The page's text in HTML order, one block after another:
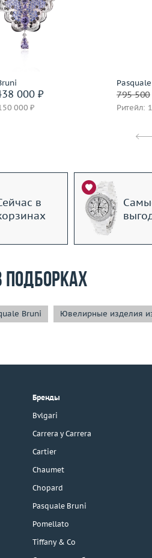
000 ₽
000 ₽
золото 750 пробы
Подробнее
795 500
Ритейл:
в
подборках
Bruni Ювелирные изделия
Бренды
Bvlgari
Carrera y Carrera
Cartier
Chaumet
Chopard
Pasquale Bruni
Pomellato
Tiffany & Co